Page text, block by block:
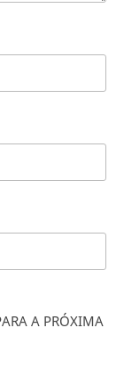
A PRÓXIMA